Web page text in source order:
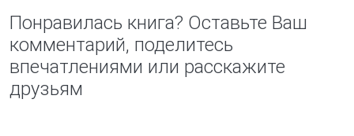
Понравилась книга? Оставьте Ваш
комментарий, поделитесь
впечатлениями или расскажите
друзьям